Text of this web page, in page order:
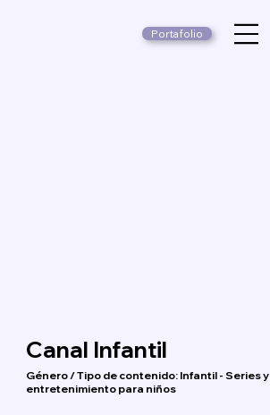
Portafolio
Canal Infantil
Género / Tipo de contenido: Infantil - Series y
entretenimiento para niños